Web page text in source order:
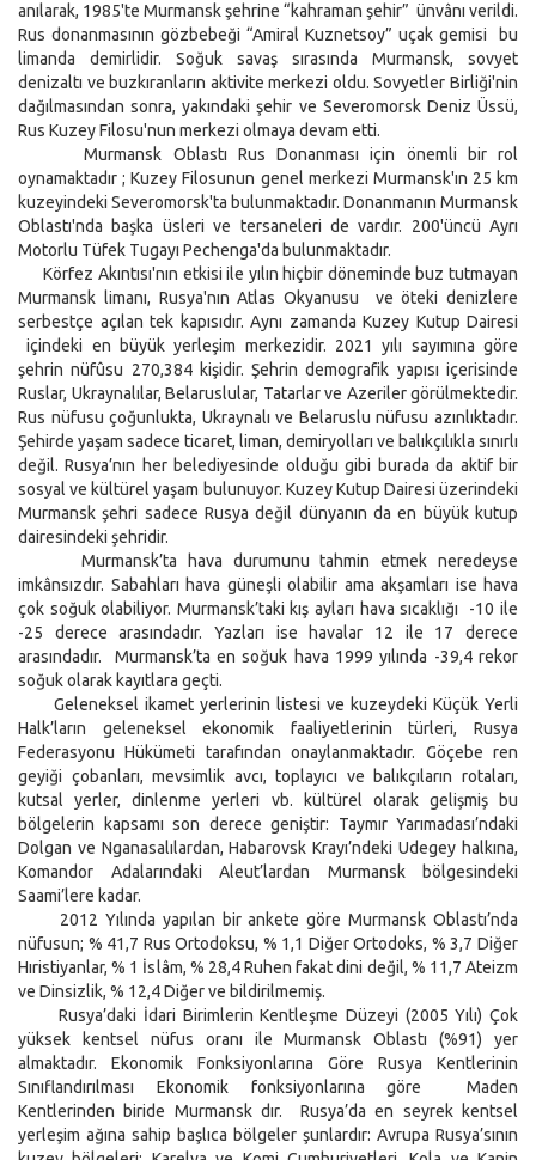
anılarak, 1985'te Murmansk şehrine “kahraman şehir” ünvânı verildi.
Rus donanmasının gözbebeği “Amiral Kuznetsoy” uçak gemisi bu
limanda demirlidir. Soğuk savaş sırasında Murmansk, sovyet
denizaltı ve buzkıranların aktivite merkezi oldu. Sovyetler Birliği'nin
dağılmasından sonra, yakındaki şehir ve Severomorsk Deniz Üssü,
Rus Kuzey Filosu'nun merkezi olmaya devam etti.
Murmansk Oblastı Rus Donanması için önemli bir rol
oynamaktadır ; Kuzey Filosunun genel merkezi Murmansk'ın 25 km
kuzeyindeki Severomorsk'ta bulunmaktadır. Donanmanın Murmansk
Oblastı'nda başka üsleri ve tersaneleri de vardır. 200'üncü Ayrı
Motorlu Tüfek Tugayı Pechenga'da bulunmaktadır.
Körfez Akıntısı'nın etkisi ile yılın hiçbir döneminde buz tutmayan
Murmansk limanı, Rusya'nın Atlas Okyanusu ve öteki denizlere
serbestçe açılan tek kapısıdır. Aynı zamanda Kuzey Kutup Dairesi
içindeki en büyük yerleşim merkezidir. 2021 yılı sayımına göre
şehrin nüfûsu 270,384 kişidir. Şehrin demografik yapısı içerisinde
Ruslar, Ukraynalılar, Belaruslular, Tatarlar ve Azeriler görülmektedir.
Rus nüfusu çoğunlukta, Ukraynalı ve Belaruslu nüfusu azınlıktadır.
Şehirde yaşam sadece ticaret, liman, demiryolları ve balıkçılıkla sınırlı
değil. Rusya’nın her belediyesinde olduğu gibi burada da aktif bir
sosyal ve kültürel yaşam bulunuyor. Kuzey Kutup Dairesi üzerindeki
Murmansk şehri sadece Rusya değil dünyanın da en büyük kutup
dairesindeki şehridir.
Murmansk’ta hava durumunu tahmin etmek neredeyse
imkânsızdır. Sabahları hava güneşli olabilir ama akşamları ise hava
çok soğuk olabiliyor. Murmansk’taki kış ayları hava sıcaklığı -10 ile
-25 derece arasındadır. Yazları ise havalar 12 ile 17 derece
arasındadır. Murmansk’ta en soğuk hava 1999 yılında -39,4 rekor
soğuk olarak kayıtlara geçti.
Geleneksel ikamet yerlerinin listesi ve kuzeydeki Küçük Yerli
Halk’ların geleneksel ekonomik faaliyetlerinin türleri, Rusya
Federasyonu Hükümeti tarafından onaylanmaktadır. Göçebe ren
geyiği çobanları, mevsimlik avcı, toplayıcı ve balıkçıların rotaları,
kutsal yerler, dinlenme yerleri vb. kültürel olarak gelişmiş bu
bölgelerin kapsamı son derece geniştir: Taymır Yarımadası’ndaki
Dolgan ve Nganasalılardan, Habarovsk Krayı’ndeki Udegey halkına,
Komandor Adalarındaki Aleut’lardan Murmansk bölgesindeki
Saami’lere kadar.
2012 Yılında yapılan bir ankete göre Murmansk Oblastı’nda
nüfusun; % 41,7 Rus Ortodoksu, % 1,1 Diğer Ortodoks, % 3,7 Diğer
Hıristiyanlar, % 1 İslâm, % 28,4 Ruhen fakat dini değil, % 11,7 Ateizm
ve Dinsizlik, % 12,4 Diğer ve bildirilmemiş.
Rusya’daki İdari Birimlerin Kentleşme Düzeyi (2005 Yılı) Çok
yüksek kentsel nüfus oranı ile Murmansk Oblastı (%91) yer
almaktadır. Ekonomik Fonksiyonlarına Göre Rusya Kentlerinin
Sınıflandırılması Ekonomik fonksiyonlarına göre Maden
Kentlerinden biride Murmansk dır. Rusya’da en seyrek kentsel
yerleşim ağına sahip başlıca bölgeler şunlardır: Avrupa Rusya’sının